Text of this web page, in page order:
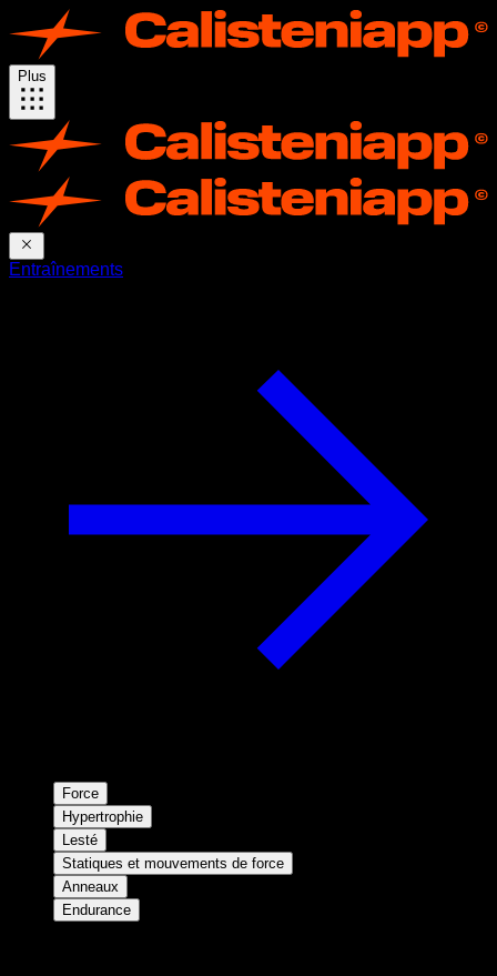
Plus
Entraînements
Force
Hypertrophie
Lesté
Statiques et mouvements de force
Anneaux
Endurance